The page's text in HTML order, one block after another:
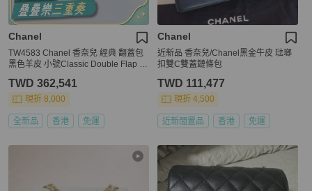
Chanel
TW4583 Chanel 香奈兒 經典 翻蓋包
黑色羊皮 小號Classic Double Flap B
TWD 362,541
現折 8,000
全新品 香港 免運
Chanel
近新品 香奈兒/Chanel黑金牛皮 琺瑯
扣雙C雙蓋鏈條包
TWD 111,477
現折 4,500
近新閒置品 香港 免運